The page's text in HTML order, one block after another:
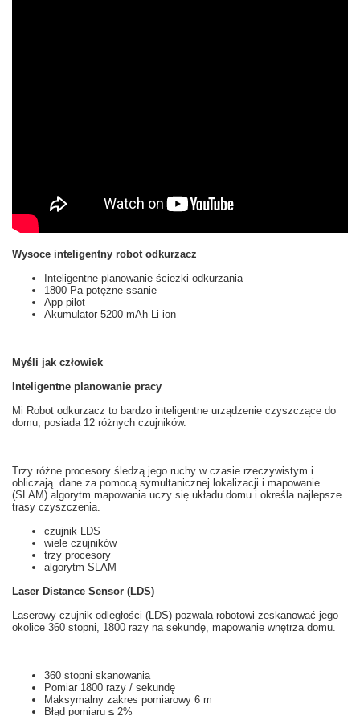
Wysoce inteligentny robot odkurzacz
Inteligentne planowanie ścieżki odkurzania
1800 Pa potężne ssanie
App pilot
Akumulator 5200 mAh Li-ion
Myśli jak człowiek
Inteligentne planowanie pracy
Mi Robot odkurzacz to bardzo inteligentne urządzenie czyszczące do
domu, posiada 12 różnych czujników.
Trzy różne procesory śledzą jego ruchy w czasie rzeczywistym i
obliczają dane za pomocą symultanicznej lokalizacji i mapowanie
(SLAM) algorytm mapowaniauczy się układu domu i określa najlepsze
trasy czyszczenia.
czujnik LDS
wiele czujników
trzy procesory
algorytm SLAM
Laser Distance Sensor (LDS)
Laserowy czujnik odległości (LDS) pozwala robotowi zeskanować jego
okolice 360 stopni, 1800 razy na sekundę, mapowanie wnętrza domu.
360 stopni skanowania
Pomiar 1800 razy / sekundę
Maksymalny zakres pomiarowy 6 m
Błąd pomiaru ≤ 2%